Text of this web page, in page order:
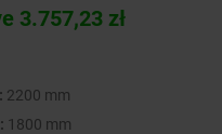
3.757,23 zł
2200 mm
1800 mm